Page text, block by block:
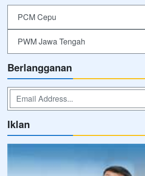
PCM Cepu
PWM Jawa Tengah
Berlangganan
Iklan